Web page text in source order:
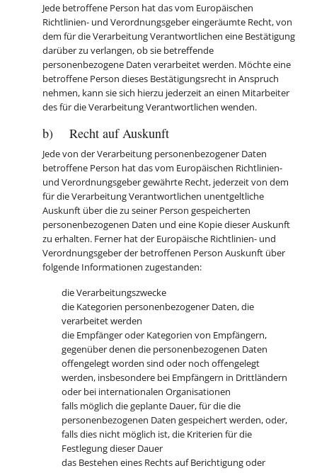
Jede betroffene Person hat das vom Europäischen
Richtlinien- und Verordnungsgeber eingeräumte Recht, von
dem für die Verarbeitung Verantwortlichen eine Bestätigung
darüber zu verlangen, ob sie betreffende
personenbezogene Daten verarbeitet werden. Möchte eine
betroffene Person dieses Bestätigungsrecht in Anspruch
nehmen, kann sie sich hierzu jederzeit an einen Mitarbeiter
des für die Verarbeitung Verantwortlichen wenden.
b) Recht auf Auskunft
Jede von der Verarbeitung personenbezogener Daten
betroffene Person hat das vom Europäischen Richtlinien-
und Verordnungsgeber gewährte Recht, jederzeit von dem
für die Verarbeitung Verantwortlichen unentgeltliche
Auskunft über die zu seiner Person gespeicherten
personenbezogenen Daten und eine Kopie dieser Auskunft
zu erhalten. Ferner hat der Europäische Richtlinien- und
Verordnungsgeber der betroffenen Person Auskunft über
folgende Informationen zugestanden:
die Verarbeitungszwecke
die Kategorien personenbezogener Daten, die
verarbeitet werden
die Empfänger oder Kategorien von Empfängern,
gegenüber denen die personenbezogenen Daten
offengelegt worden sind oder noch offengelegt
werden, insbesondere bei Empfängern in Drittländern
oder bei internationalen Organisationen
falls möglich die geplante Dauer, für die die
personenbezogenen Daten gespeichert werden, oder,
falls dies nicht möglich ist, die Kriterien für die
Festlegung dieser Dauer
das Bestehen eines Rechts auf Berichtigung oder